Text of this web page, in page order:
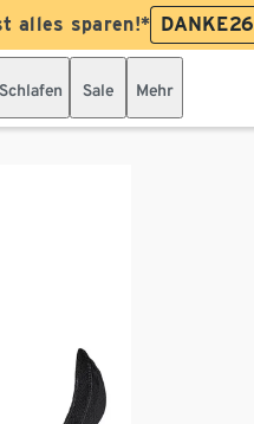
alles sparen!* DANKE26
Schlafen Sale Mehr